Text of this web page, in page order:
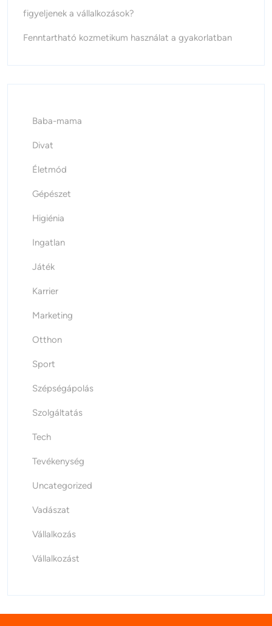
figyeljenek a vállalkozások?
Fenntartható kozmetikum használat a gyakorlatban
Baba-mama
Divat
Életmód
Gépészet
Higiénia
Ingatlan
Játék
Karrier
Marketing
Otthon
Sport
Szépségápolás
Szolgáltatás
Tech
Tevékenység
Uncategorized
Vadászat
Vállalkozás
Vállalkozást